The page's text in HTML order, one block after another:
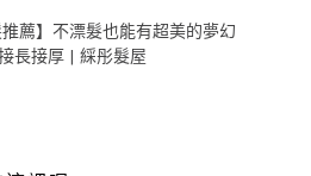
推薦】不漂髮也能有超美的夢幻
長接厚 | 綵彤髮屋